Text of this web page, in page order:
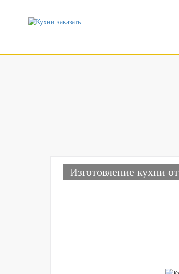
Изготовление кухни